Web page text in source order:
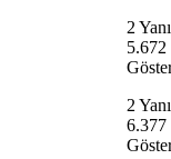
2
5.672
2
6.377